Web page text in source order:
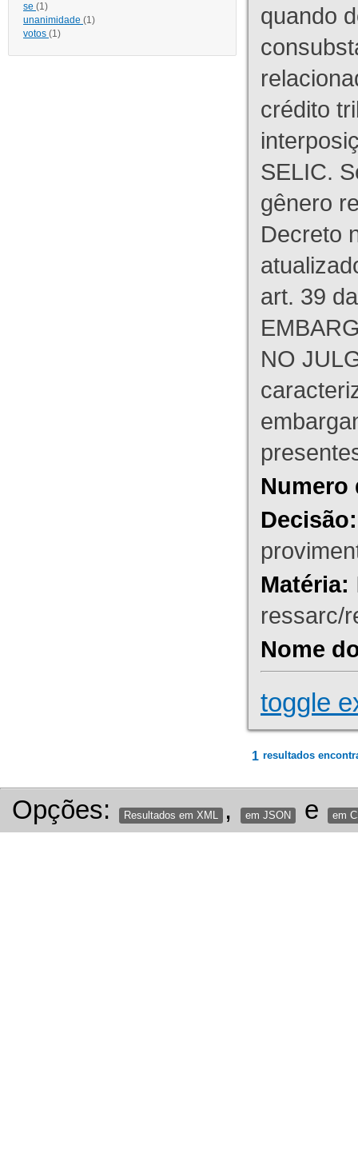
se (1)
unanimidade (1)
votos (1)
quando
crédito
SELIC.
gênero
Decreto
art. 39
NO
Numero
Decisão:
Matéria:
ressarc/
Nome
toggle
1 resultados
Opções: Resultados em XML , em JSON e em